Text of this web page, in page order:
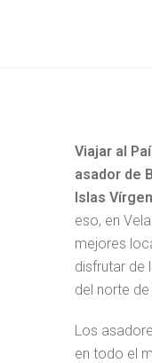
Viajar al
asador de
Islas
eso, en
mejores
disfrutar de
del norte de
Los
en todo el